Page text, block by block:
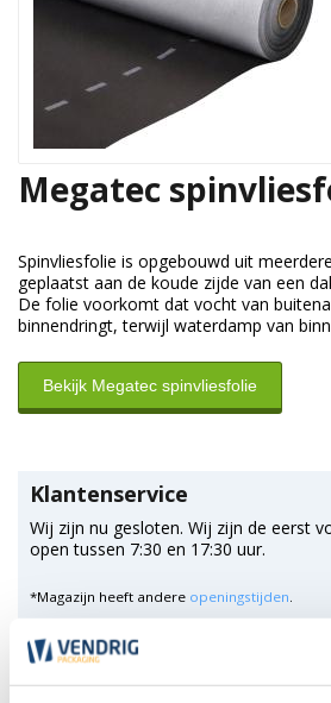
Megatec
Spinvliesfolie is opgebouwd uit
geplaatst aan de koude zijde van een
De folie voorkomt dat vocht van
binnendringt, terwijl waterdamp van
Bekijk Megatec spinvliesfolie
Klantenservice
Wij zijn nu gesloten. Wij zijn de eerst
open tussen 7:30 en 17:30 uur.
*Magazijn heeft andere openingstijden.
0348 4791 95